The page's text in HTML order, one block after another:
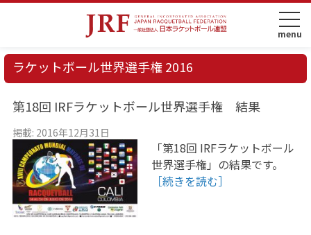
ラケットボール世界選手権 2016
第18回 IRFラケットボール世界選手権 結果
掲載: 2016年12月31日
「第18回 IRFラケットボール
世界選手権」の結果です。
［続きを読む］